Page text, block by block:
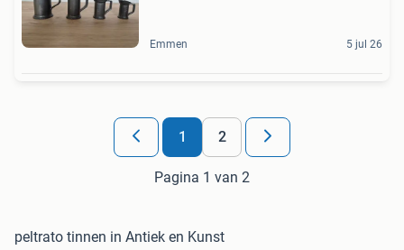
Emmen 5 jul 26
1 2
Pagina 1 van 2
peltrato tinnen in Antiek en Kunst